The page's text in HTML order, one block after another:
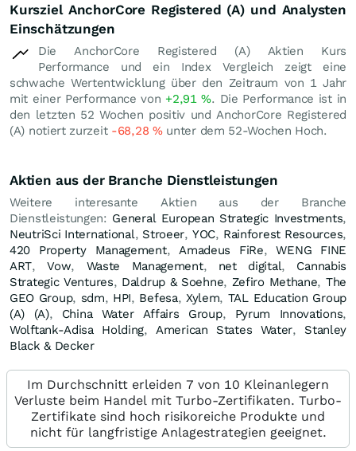
Kursziel AnchorCore Registered (A) und Analysten
Einschätzungen
Die AnchorCore Registered (A) Aktien Kurs
Performance und ein Index Vergleich zeigt eine
schwache Wertentwicklung über den Zeitraum von 1 Jahr
mit einer Performance von +2,91%. Die Performance ist in
den letzten 52 Wochen positiv und AnchorCore Registered
(A) notiert zurzeit -68,28 %unter dem 52-Wochen Hoch.
Aktien aus der Branche Dienstleistungen
Weitere interesante Aktien aus der Branche
Dienstleistungen: General European Strategic Investments,
NeutriSci International, Stroeer, YOC, Rainforest Resources,
420 Property Management,Amadeus FiRe,WENG FINE
ART,Vow, Waste Management, net digital, Cannabis
Strategic Ventures, Daldrup & Soehne, Zefiro Methane, The
GEO Group, sdm, HPI, Befesa, Xylem, TAL Education Group
(A) (A), China Water Affairs Group, Pyrum Innovations,
Wolftank-Adisa Holding,American States Water, Stanley
Black & Decker
Im Durchschnitt erleiden 7 von 10 Kleinanlegern
Verluste beim Handel mit Turbo-Zertifikaten. Turbo-
Zertifikate sind hoch risikoreiche Produkte und
nicht für langfristige Anlagestrategien geeignet.